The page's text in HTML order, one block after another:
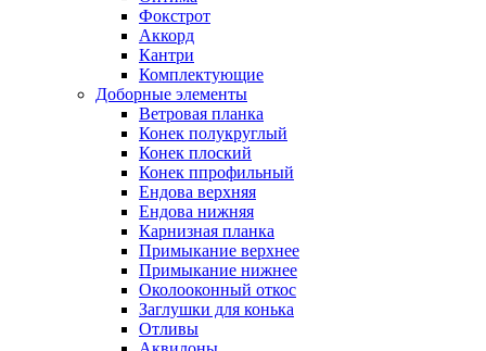
Фокстрот
Аккорд
Кантри
Комплектующие
Доборные элементы
Ветровая планка
Конек полукруглый
Конек плоский
Конек ппрофильный
Ендова верхняя
Ендова нижняя
Карнизная планка
Примыкание верхнее
Примыкание нижнее
Околооконный откос
Заглушки для конька
Отливы